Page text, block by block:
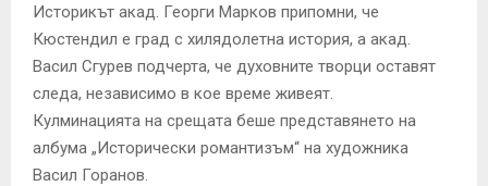
Историкът акад. Георги Марков припомни, че
Кюстендил е град с хилядолетна история, а акад.
Васил Сгурев подчерта, че духовните творци оставят
следа, независимо в кое време живеят.
Кулминацията на срещата беше представянето на
албума „Исторически романтизъм“ на художника
Васил Горанов.